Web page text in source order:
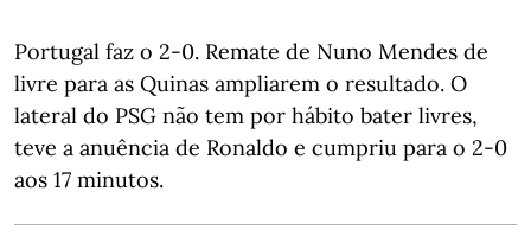
Portugal faz o 2-0. Remate de Nuno Mendes de
livre para as Quinas ampliarem o resultado. O
lateral do PSG não tem por hábito bater livres,
teve a anuência de Ronaldo e cumpriu para o 2-0
aos 17 minutos.